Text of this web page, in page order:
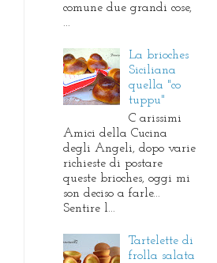
comune due grandi cose,
...
La brioches
Siciliana
quella "co
tuppu"
C arissimi
Amici della Cucina
degli Angeli, dopo varie
richieste di postare
queste brioches, oggi mi
son deciso a farle...
Sentire l...
Tartelette di
frolla salata